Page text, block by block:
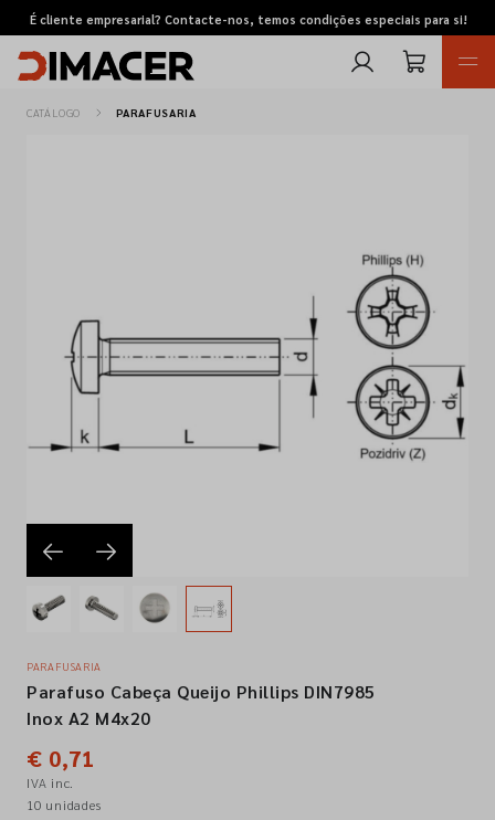
É cliente empresarial? Contacte-nos, temos condições especiais para si!
Pedidos de cotação
Empresa
Contactos
Siga-nos nas redes sociais
CATÁLOGO PARAFUSARIA
PARAFUSARIA
Parafuso Cabeça Queijo Phillips DIN7985
Inox A2 M4x20
€ 0,71
IVA inc.
10 unidades